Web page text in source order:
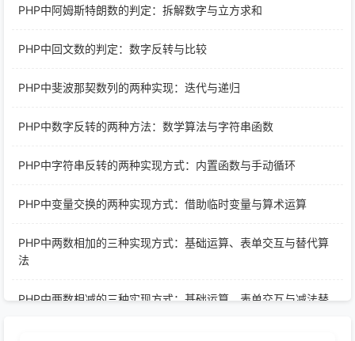
PHP中阿姆斯特朗数的判定：拆解数字与立方求和
PHP中回文数的判定：数字反转与比较
PHP中斐波那契数列的两种实现：迭代与递归
PHP中数字反转的两种方法：数学算法与字符串函数
PHP中字符串反转的两种实现方式：内置函数与手动循环
PHP中变量交换的两种实现方式：借助临时变量与算术运算
PHP中两数相加的三种实现方式：基础运算、表单交互与替代算
法
PHP中两数相减的三种实现方式：基础运算、表单交互与减法替